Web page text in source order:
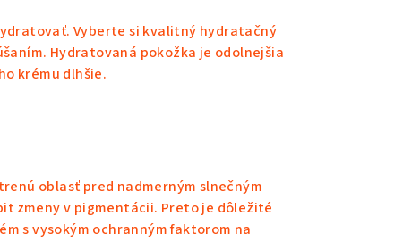
Vyberte si kvalitný hydratačný
Hydratovaná pokožka je odolnejšia
krému dlhšie.
oblasť pred nadmerným slnečným
zmeny v pigmentácii. Preto je dôležité
s vysokým ochranným faktorom na